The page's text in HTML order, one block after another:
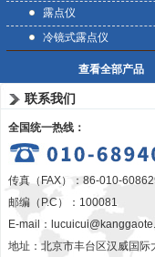
露点仪
冷镜式露点仪
查看全部产品
联系我们
全国统一热线：
传真（FAX）：86-010-
邮编（P.C）：100081
E-mail：
地址：北京市丰台区汉威国际